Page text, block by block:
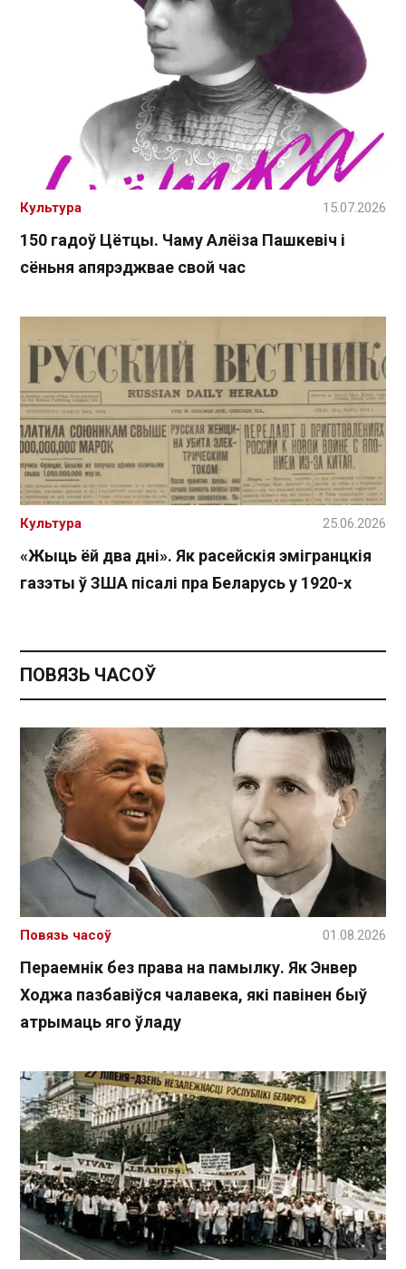
150 гадоў Цётцы. Чаму Алёіза Пашкевіч і
сёньня апярэджвае свой час
Культура 15.07.2026
«Жыць ёй два дні». Як расейскія эмігранцкія
газэты ў ЗША пісалі пра Беларусь у 1920-х
Культура 25.06.2026
ПОВЯЗЬ ЧАСОЎ
Пераемнік без права на памылку. Як Энвер
Ходжа пазбавіўся чалавека, які павінен быў
атрымаць яго ўладу
Повязь часоў 01.08.2026